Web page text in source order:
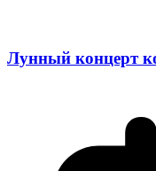
Лунный концерт